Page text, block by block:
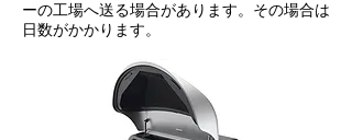
ーの工場へ送る場合があります。その場合は
日数がかかります。